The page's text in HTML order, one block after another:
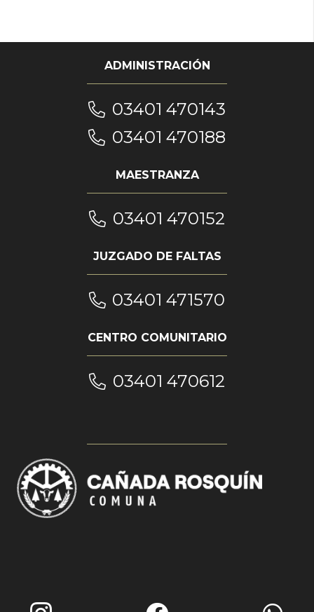
ADMINISTRACIÓN
03401 470143
03401 470188
MAESTRANZA
03401 470152
JUZGADO DE FALTAS
03401 471570
CENTRO COMUNITARIO
03401 470612